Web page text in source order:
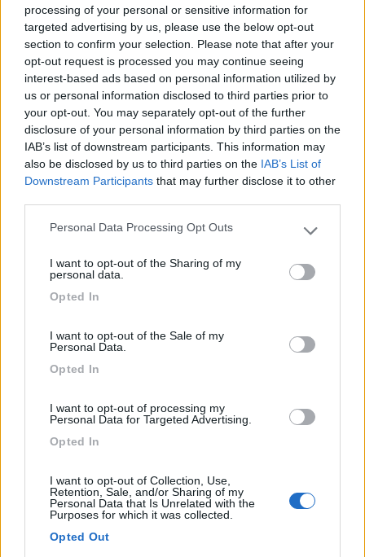
processing of your personal or sensitive information for
targeted advertising by us, please use the below opt-out
section to confirm your selection. Please note that after your
opt-out request is processed you may continue seeing
interest-based ads based on personal information utilized by
us or personal information disclosed to third parties prior to
your opt-out. You may separately opt-out of the further
disclosure of your personal information by third parties on the
IAB’s list of downstream participants. This information may
also be disclosed by us to third parties on the IAB’s List of
Downstream Participants that may further disclose it to other
Please note that this website/app uses one or more Google
not limited to your visit or usage behaviour. You may click to
grant or deny consent to Google and its third-party tags to
use your data for below specified purposes in below Google
Personal Data Processing Opt Outs
I want to opt-out of the Sharing of my
personal data.
Opted In
I want to opt-out of the Sale of my
Personal Data.
Opted In
I want to opt-out of processing my
Personal Data for Targeted Advertising.
Opted In
I want to opt-out of Collection, Use,
Retention, Sale, and/or Sharing of my
Personal Data that Is Unrelated with the
Purposes for which it was collected.
Opted Out
A due passi dal centro di Modena, dentro al Parco
Ferrari...
Modena (MO) - 14.7km
Via Emilia Ovest
Area di sosta (PS)
6,2 9
Servizi / Posizione
A circa 1,3 km dal centro, vicino al campo da calcio, par...
Modena (MO) - 15km